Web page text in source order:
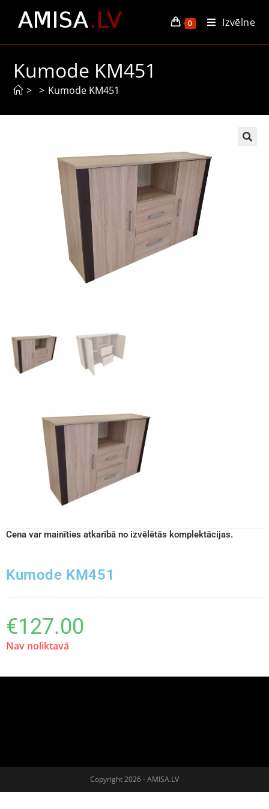
0 Izvēlne
Kumode KM451
> > Kumode KM451
Cena var mainīties atkarībā no izvēlētās komplektācijas.
Kumode KM451
€127.00
Nav noliktavā
Copyright 2026 - AMISA.LV